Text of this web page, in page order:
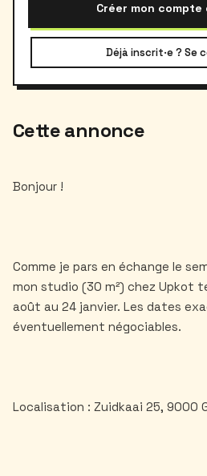
Créer mon
Déjà inscrit·e ? Se
Cette annonce
Bonjour !
Comme je pars en échange le
mon studio (30 m²) chez Upkot
août au 24 janvier. Les dates
éventuellement négociables.
Localisation : Zuidkaai 25, 9000